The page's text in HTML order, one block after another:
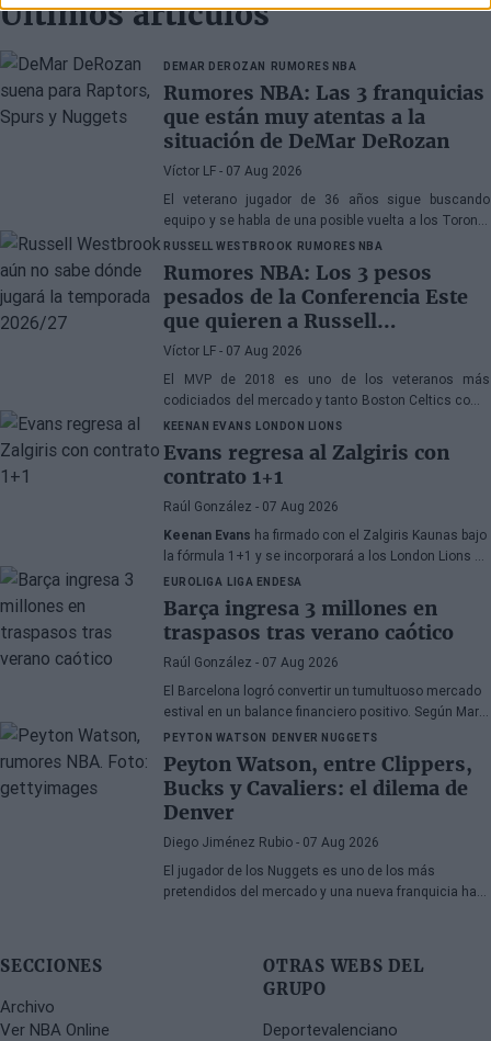
Últimos artículos
DEMAR DEROZAN RUMORES NBA
Rumores NBA: Las 3 franquicias
que están muy atentas a la
situación de DeMar DeRozan
Víctor LF - 07 Aug 2026
El veterano jugador de 36 años sigue buscando
equipo y se habla de una posible vuelta a los Toronto
Raptors o San Antonio Spurs, mientras Denver
Nuggets también forma parte de la ecuación
RUSSELL WESTBROOK RUMORES NBA
Rumores NBA: Los 3 pesos
pesados de la Conferencia Este
que quieren a Russell
Westbrook
Víctor LF - 07 Aug 2026
El MVP de 2018 es uno de los veteranos más
codiciados del mercado y tanto Boston Celtics como
Cleveland Cavaliers y Detroit Pistons estarían
interesados en hacerse con sus servicios
KEENAN EVANS LONDON LIONS
Evans regresa al Zalgiris con
contrato 1+1
Raúl González - 07 Aug 2026
Keenan Evans ha firmado con el Zalgiris Kaunas bajo
la fórmula 1+1 y se incorporará a los London Lions en
calidad de cedido durante la temporada 2026/27. El
base estadounidense continúa su proceso de
recuperación tras las lesiones sufridas en los
últimos meses.
EUROLIGA LIGA ENDESA
Barça ingresa 3 millones en
traspasos tras verano caótico
Raúl González - 07 Aug 2026
El Barcelona logró convertir un tumultuoso mercado
estival en un balance financiero positivo. Según Marc
Mundet, la sección azulgrana ingresó cerca de tres
millones de euros procedentes de salidas de
jugadores, a pesar de un proceso de transferencias
marcado por la incertidumbre y los cambios de
última hora.
PEYTON WATSON DENVER NUGGETS
Peyton Watson, entre Clippers,
Bucks y Cavaliers: el dilema de
Denver
Diego Jiménez Rubio - 07 Aug 2026
El jugador de los Nuggets es uno de los más
pretendidos del mercado y una nueva franquicia ha
SECCIONES
Archivo
Ver NBA Online
OTRAS WEBS DEL
GRUPO
Deportevalenciano